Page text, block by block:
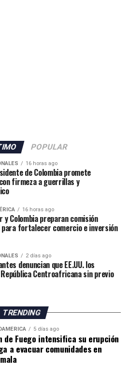
POPULAR
16 horas ago
de Colombia promete
firmeza a guerrillas y
16 horas ago
y Colombia preparan comisión
para fortalecer comercio e inversión
2 días ago
denuncian que EE.UU. los
Centroafricana sin previo
TRENDING
5 días ago
de Fuego intensifica su erupción
a evacuar comunidades en